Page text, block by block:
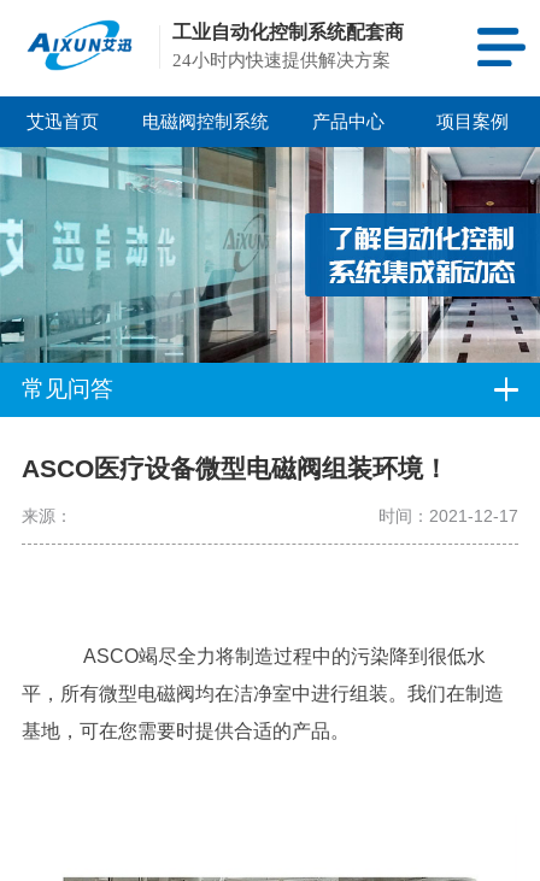
工业自动化控制系统配套商
24小时内快速提供解决方案
艾迅首页 电磁阀控制系统 产品中心 项目案例
常见问答
ASCO医疗设备微型电磁阀组装环境！
来源： 时间：2021-12-17
ASCO竭尽全力将制造过程中的污染降到很低水
平，所有微型电磁阀均在洁净室中进行组装。我们在制造
基地，可在您需要时提供合适的产品。